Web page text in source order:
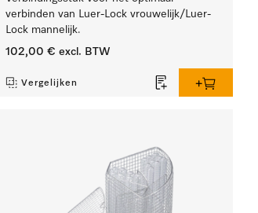
verbinden van Luer-Lock vrouwelijk/Luer-
Lock mannelijk.
102,00 € excl. BTW
Vergelijken